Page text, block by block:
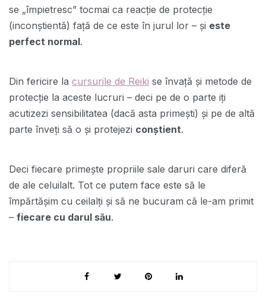
se „împietresc” tocmai ca reacție de protecție
(inconştientă) față de ce este în jurul lor – și este
perfect normal.
Din fericire la cursurile de Reiki se învață și metode de
protecție la aceste lucruri – deci pe de o parte iți
acutizezi sensibilitatea (dacă asta primești) și pe de altă
parte înveți să o și protejezi conştient.
Deci fiecare primește propriile sale daruri care diferă
de ale celuilalt. Tot ce putem face este să le
împărtășim cu ceilalți și să ne bucuram că le-am primit
– fiecare cu darul său.